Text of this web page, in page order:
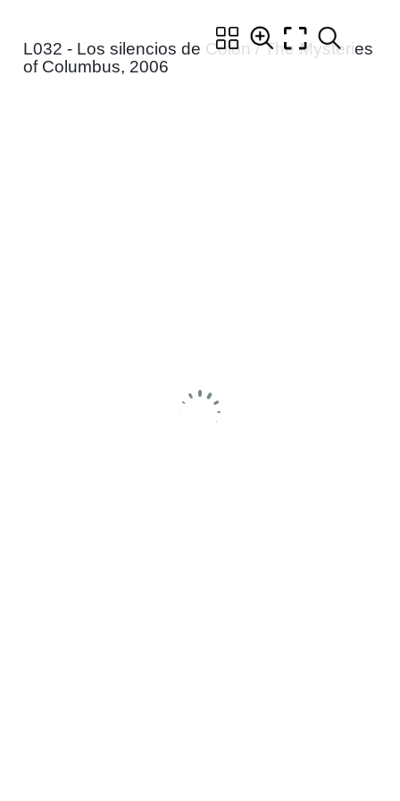
L032 - Los silencios de Colón / The Mysteries
of Columbus, 2006